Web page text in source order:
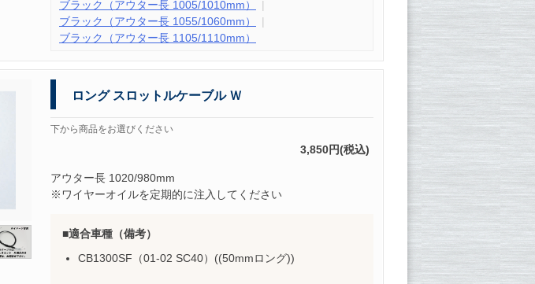
ブラック（アウター長 1005/1010mm）
ブラック（アウター長 1055/1060mm）
ブラック（アウター長 1105/1110mm）
ロング スロットルケーブル Ｗ
下から商品をお選びください
3,850円(税込)
アウター長 1020/980mm
※ワイヤーオイルを定期的に注入してください
適合車種（備考）
CB1300SF（01-02 SC40）((50mmロング))